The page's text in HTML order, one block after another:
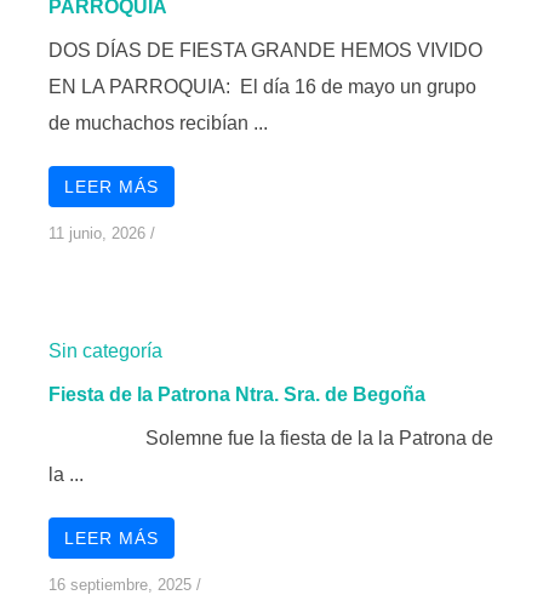
PARROQUIA
DOS DÍAS DE FIESTA GRANDE HEMOS VIVIDO
EN LA PARROQUIA: El día 16 de mayo un grupo
de muchachos recibían ...
LEER MÁS
11 junio, 2026 /
Sin categoría
Fiesta de la Patrona Ntra. Sra. de Begoña
Solemne fue la fiesta de la la Patrona de
la ...
LEER MÁS
16 septiembre, 2025 /